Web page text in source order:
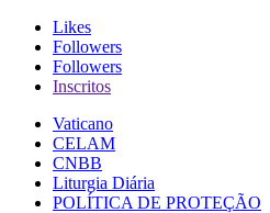
Likes
Followers
Followers
Inscritos
Vaticano
CELAM
CNBB
Liturgia Diária
POLÍTICA DE PROTEÇÃO